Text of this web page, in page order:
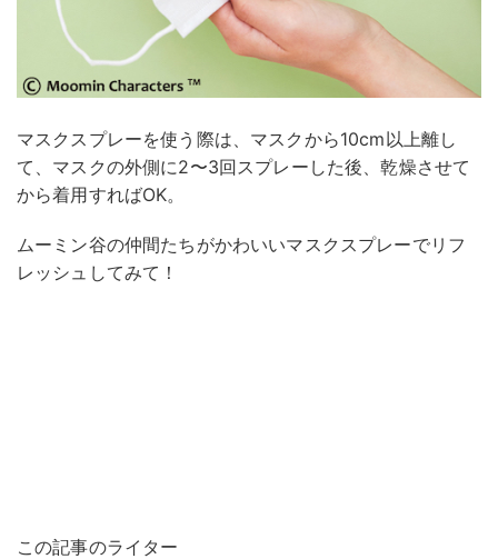
マスクスプレーを使う際は、マスクから10cm以上離し
て、マスクの外側に2〜3回スプレーした後、乾燥させて
から着用すればOK。
ムーミン谷の仲間たちがかわいいマスクスプレーでリフ
レッシュしてみて！
この記事のライター